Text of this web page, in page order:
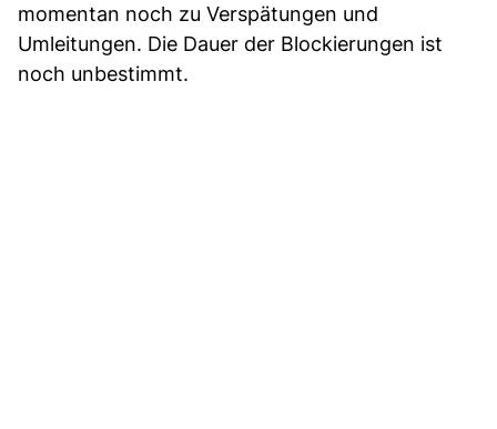
momentan noch zu Verspätungen und
Umleitungen. Die Dauer der Blockierungen ist
noch unbestimmt.